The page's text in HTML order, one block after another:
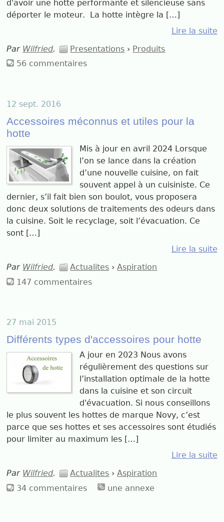
d'avoir une hotte performante et silencieuse sans
déporter le moteur. La hotte intègre la […]
Lire la suite
Par Wilfried. Presentations › Produits
56 commentaires
12 sept. 2016
Accessoires méconnus et utiles pour la
hotte
Mis à jour en avril 2024 Lorsque
l’on se lance dans la création
d’une nouvelle cuisine, on fait
souvent appel à un cuisiniste. Ce
dernier, s’il fait bien son boulot, vous proposera
donc deux solutions de traitements des odeurs dans
la cuisine. Soit le recyclage, soit l’évacuation. Ce
sont […]
Lire la suite
Par Wilfried. Actualites ›Aspiration
147 commentaires
27 mai 2015
Différents types d'accessoires pour hotte
A jour en 2023 Nous avons
régulièrement des questions sur
l’installation optimale de la hotte
dans la cuisine et son circuit
d'évacuation. Si nous conseillons
le plus souvent les hottes de marque Novy, c’est
parce que ses hottes et ses accessoires sont étudiés
pour limiter au maximum les […]
Lire la suite
Par Wilfried. Actualites ›Aspiration
34 commentaires
une annexe